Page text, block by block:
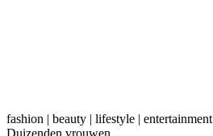
fashion | beauty | lifestyle | entertainment
Duizenden vrouwen